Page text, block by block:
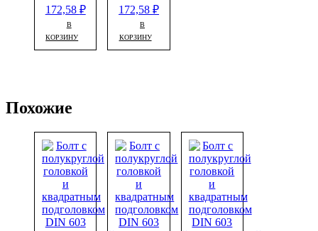
172,58 ₽
В
КОРЗИНУ
172,58₽
В
КОРЗИНУ
Похожие